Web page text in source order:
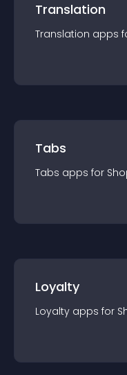
Translation
Translation apps
Tabs
Tabs apps for
Loyalty
Loyalty apps for